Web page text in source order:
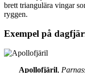
brett triangulära vingar
ryggen.
Exempel på
Apollofjäril,